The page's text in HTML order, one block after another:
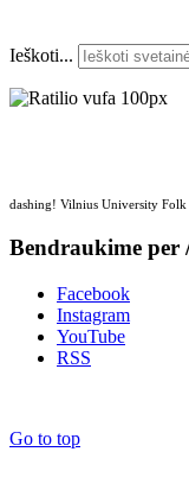
Ieškoti...
dashing! Vilnius University Folk
Bendraukime per
Facebook
Instagram
YouTube
RSS
Go to top